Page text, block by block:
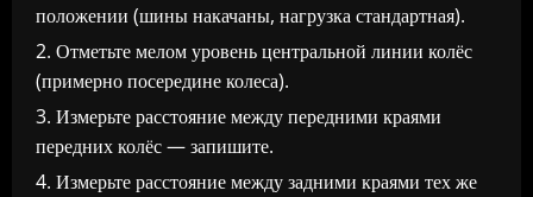
положении (шины накачаны, нагрузка стандартная).
Отметьте мелом уровень центральной линии колёс
(примерно посередине колеса).
Измерьте расстояние между передними краями
передних колёс — запишите.
Измерьте расстояние между задними краями тех же